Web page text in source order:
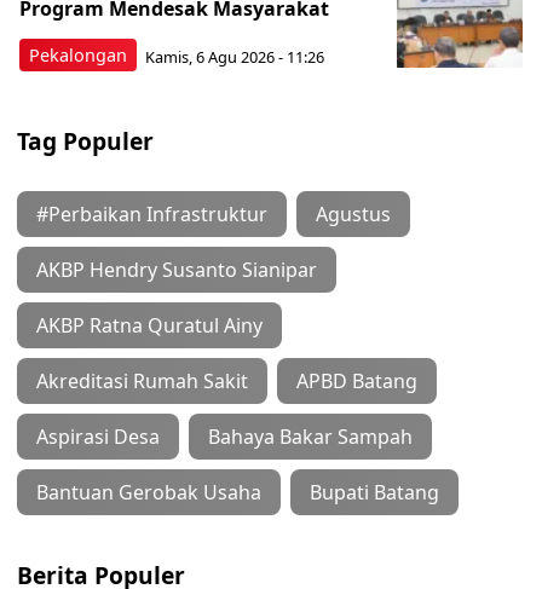
Pekalongan
Program Mendesak Masyarakat
Kamis, 6 Agu 2026 - 11:26
Tag Populer
#Perbaikan Infrastruktur Agustus
AKBP Hendry Susanto Sianipar
AKBP Ratna Quratul Ainy
Akreditasi Rumah Sakit APBD Batang
Aspirasi Desa Bahaya Bakar Sampah
Bantuan Gerobak Usaha Bupati Batang
Berita Populer